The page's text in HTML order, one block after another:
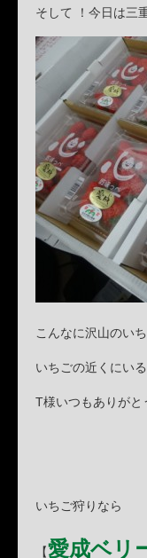
そして ！今日は三
こんなに沢山のい
いちごの近くにい
T様いつもありが
いちご狩りなら
【愛成ベリ